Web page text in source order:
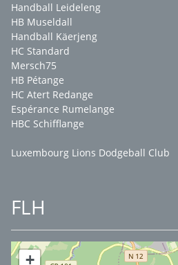
Handball Leideleng
HB Museldall
Handball Käerjeng
HC Standard
Mersch75
HB Pétange
HC Atert Redange
Espérance Rumelange
HBC Schifflange
Luxembourg Lions Dodgeball Club
FLH
+